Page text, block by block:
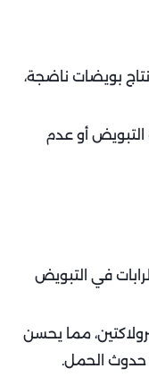
بويضات ناضجة،
أو عدم
في التبويض
مما يحسن
حدوث الحمل.